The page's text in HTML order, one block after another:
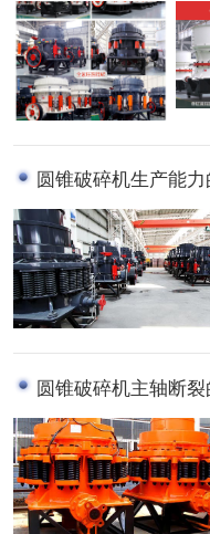
圆锥破碎机生产能
圆锥破碎机主轴断